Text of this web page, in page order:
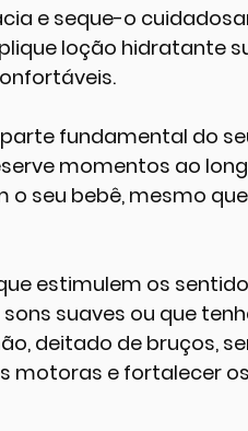
e seque-o
loção hidratante
fundamental do
momentos ao
seu bebê, mesmo
estimulem os
suaves ou que
deitado de bruços,
motoras e fortalecer os